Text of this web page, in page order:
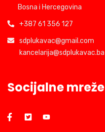
Bosna i Hercegovina
+387 61 356 127
sdplukavac@gmail.com
kancelarija@sdplukavac.ba
Socijalne mreže